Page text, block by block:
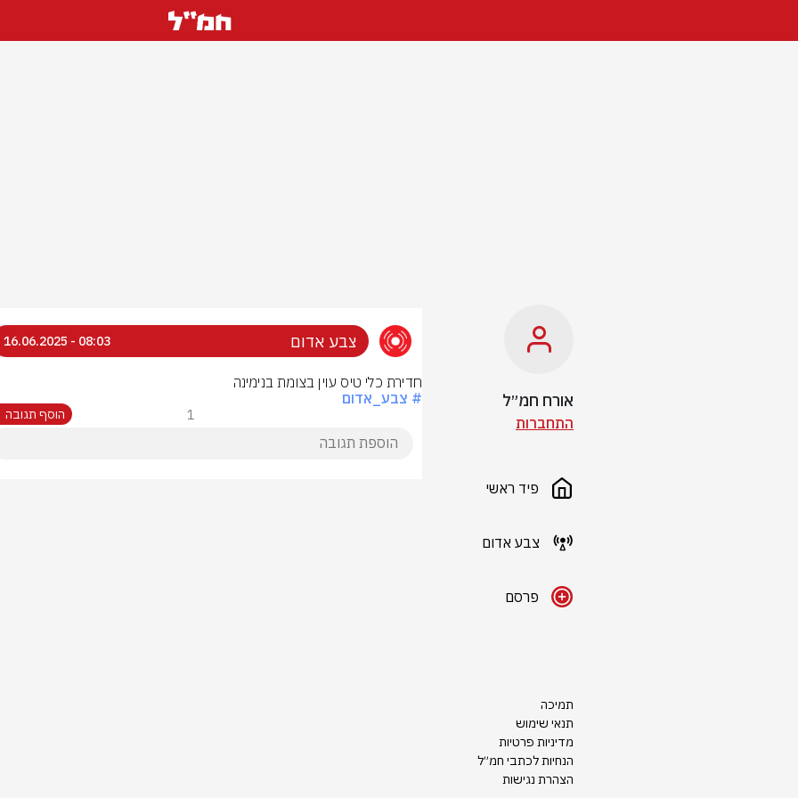
אורח חמ״ל
התחברות
פיד ראשי
צבע אדום
פרסם
תמיכה
תנאי שימוש
מדיניות פרטיות
הנחיות לכתבי חמ״ל
הצהרת נגישות
צבע אדום 08:03 - 16.06.2025
חדירת כלי טיס עוין בצומת בנימינה
# צבע_אדום
1 הוסף תגובה